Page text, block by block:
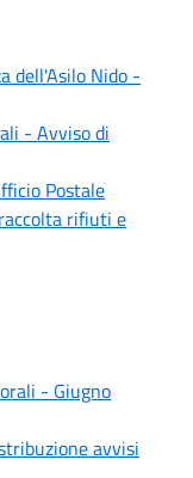
dell'Asilo Nido -
- Avviso di
Postale
rifiuti e
- Giugno
avvisi